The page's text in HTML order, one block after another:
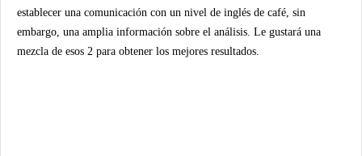
establecer una comunicación con un nivel de inglés de café, sin
embargo, una amplia información sobre el análisis. Le gustará una
mezcla de esos 2 para obtener los mejores resultados.